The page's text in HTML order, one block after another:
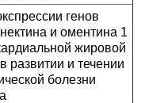
генов
и оментина 1
жировой
развитии и течении
болезни